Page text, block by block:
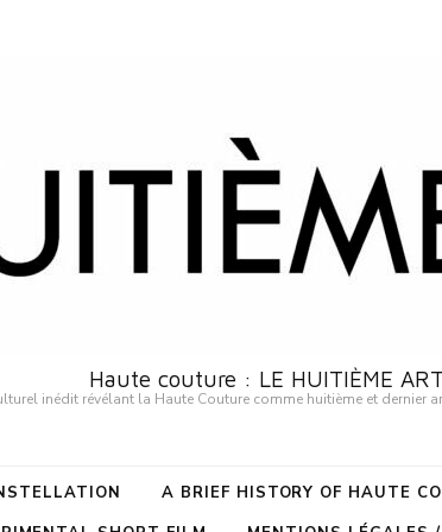
Haute couture : LE HUITIÈME ART
inédit révélant la Haute Couture comme huitième et dernier
A BRIEF HISTORY OF HAUTE